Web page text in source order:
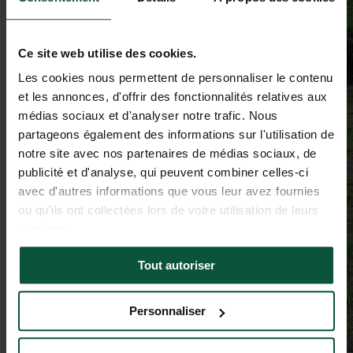
Ce site web utilise des cookies.
Les cookies nous permettent de personnaliser le contenu
et les annonces, d'offrir des fonctionnalités relatives aux
médias sociaux et d'analyser notre trafic. Nous
partageons également des informations sur l'utilisation de
notre site avec nos partenaires de médias sociaux, de
publicité et d'analyse, qui peuvent combiner celles-ci
avec d'autres informations que vous leur avez fournies
ou qu'ils ont collectées lors de votre utilisation de leurs
Tout autoriser
Personnaliser